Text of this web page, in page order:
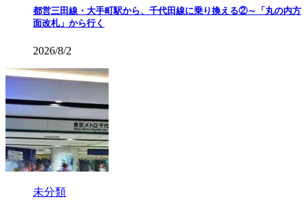
都営三田線・大手町駅から、千代田線に乗り換える②～「丸の内方
面改札」から行く
2026/8/2
未分類